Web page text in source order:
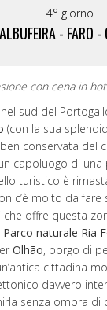
4° giorno
ALBUFEIRA - FARO -
con cena in
sud del
(con la sua
conservata del
capoluogo di una
turistico è
c’è molto da
che offre questa
Parco naturale Ria
Olhão, borgo di
cittadina
davvero
senza ombra di